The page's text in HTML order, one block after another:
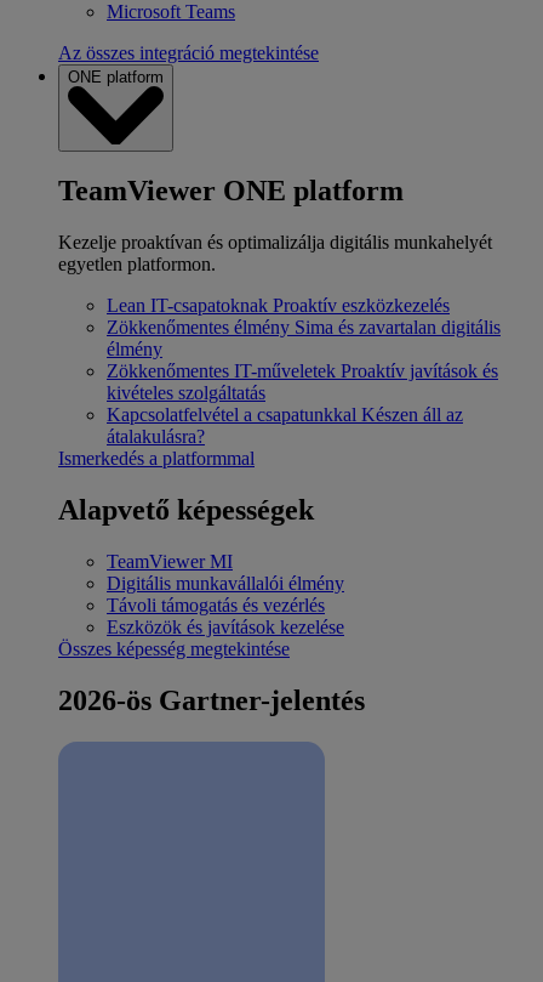
Microsoft Teams
Az összes integráció megtekintése
ONE platform
TeamViewer ONE platform
Kezelje proaktívan és optimalizálja digitális munkahelyét
egyetlen platformon.
Lean IT-csapatoknak Proaktív eszközkezelés
Zökkenőmentes élmény Sima és zavartalan digitális
élmény
Zökkenőmentes IT-műveletek Proaktív javítások és
kivételes szolgáltatás
Kapcsolatfelvétel a csapatunkkal Készen áll az
átalakulásra?
Ismerkedés a platformmal
Alapvető képességek
TeamViewer MI
Digitális munkavállalói élmény
Távoli támogatás és vezérlés
Eszközök és javítások kezelése
Összes képesség megtekintése
2026-ös Gartner-jelentés